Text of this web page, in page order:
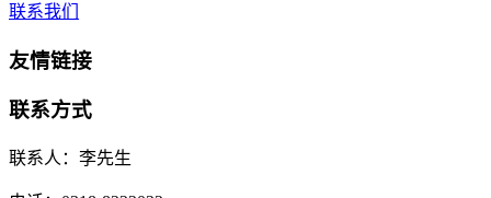
联系我们
友情链接
联系方式
联系人：李先生